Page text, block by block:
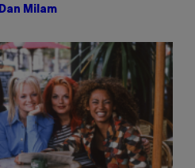
Dan Milam